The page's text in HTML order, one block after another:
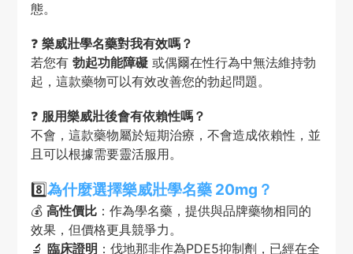
態。
❓ 樂威壯學名藥對我有效嗎？
若您有 勃起功能障礙或偶爾在性行為中無法維持勃
起，這款藥物可以有效改善您的勃起問題。
❓ 服用樂威壯後會有依賴性嗎？
不會，這款藥物屬於短期治療，不會造成依賴性，並
且可以根據需要靈活服用。
8️⃣為什麼選擇樂威壯學名藥 20mg？
💰 高性價比：作為學名藥，提供與品牌藥物相同的
效果，但價格更具競爭力。
🔬 臨床證明 ：伐地那非作為PDE5抑制劑，已經在全